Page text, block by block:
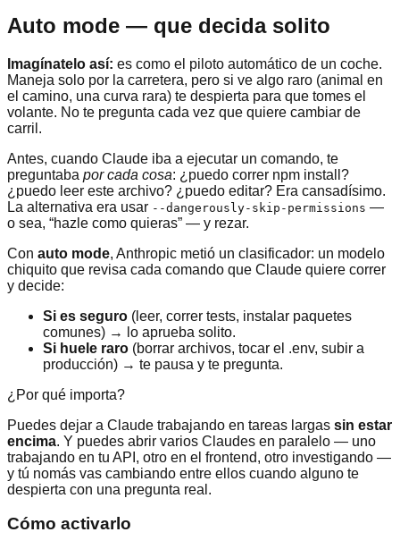
Auto mode — que decida solito
Imagínatelo así: es como el piloto automático de un coche.
Maneja solo por la carretera, pero si ve algo raro (animal en
el camino, una curva rara) te despierta para que tomes el
volante. No te pregunta cada vez que quiere cambiar de
carril.
Antes, cuando Claude iba a ejecutar un comando, te
preguntaba por cada cosa: ¿puedo correr npm install?
¿puedo leer este archivo? ¿puedo editar? Era cansadísimo.
La alternativa era usar --dangerously-skip-permissions —
o sea, “hazle como quieras” — y rezar.
Con auto mode, Anthropic metió un clasificador: un modelo
chiquito que revisa cada comando que Claude quiere correr
y decide:
Si es seguro (leer, correr tests, instalar paquetes
comunes) → lo aprueba solito.
Si huele raro (borrar archivos, tocar el .env, subir a
producción) → te pausa y te pregunta.
¿Por qué importa?
Puedes dejar a Claude trabajando en tareas largas sin estar
encima. Y puedes abrir varios Claudes en paralelo — uno
trabajando en tu API, otro en el frontend, otro investigando —
y tú nomás vas cambiando entre ellos cuando alguno te
despierta con una pregunta real.
Cómo activarlo